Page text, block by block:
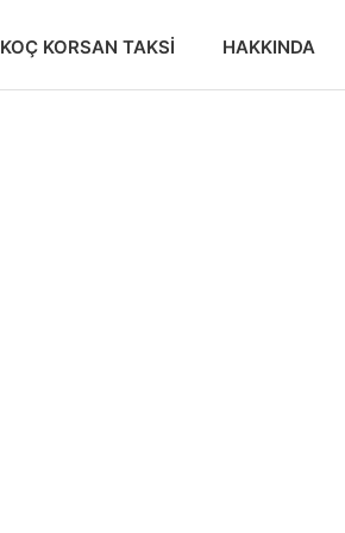
KOÇ KORSAN TAKSI HAKKINDA